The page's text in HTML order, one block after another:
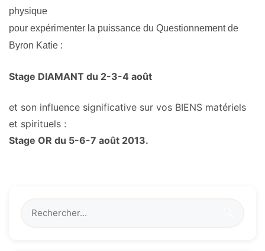
physique
pour expérimenter la puissance du Questionnement de
Byron Katie :
Stage DIAMANT du 2-3-4 août
et son influence significative sur vos BIENS matériels
et spirituels :
Stage OR du 5-6-7 août 2013.